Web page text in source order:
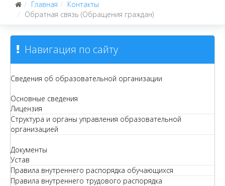
Главная
Контакты
Обратная связь (Обращения граждан)
Навигация по сайту
Сведения об образовательной организации
Основные сведения
Лицензия
Структура и органы управления образовательной
организацией
Документы
Устав
Правила внутреннего распорядка обучающихся
Правила внутреннего трудового распорядка